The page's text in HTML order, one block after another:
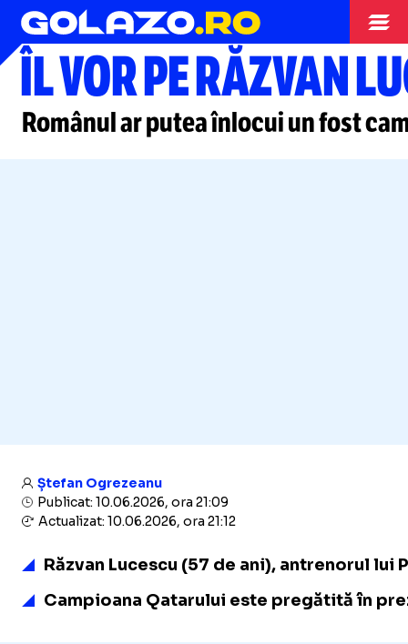
Stranieri
ÎL VOR PE RĂZVAN
Românul ar putea înlocui un fost
Ștefan Ogrezeanu
Publicat: 10.06.2026, ora 21:09
Actualizat: 10.06.2026, ora 21:12
Răzvan Lucescu (57 de ani), antrenorul lui
Campioana Qatarului este pregătită în